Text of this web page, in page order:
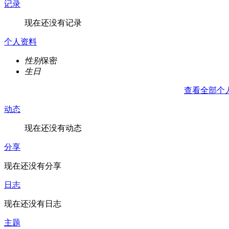
记录
现在还没有记录
个人资料
性别保密
生日
查看全部个
动态
现在还没有动态
分享
现在还没有分享
日志
现在还没有日志
主题